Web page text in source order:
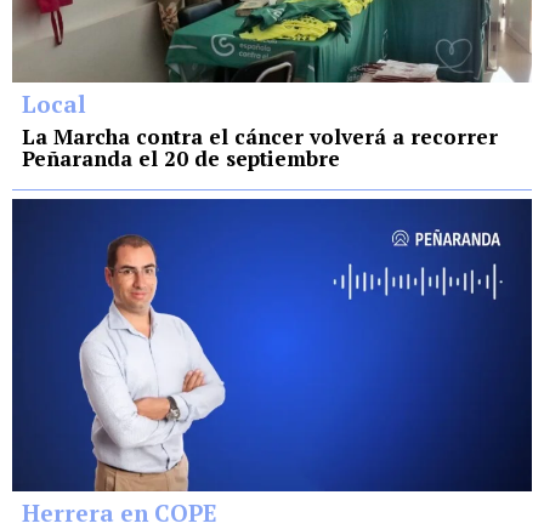
Local
La Marcha contra el cáncer volverá a recorrer
Peñaranda el 20 de septiembre
Herrera en COPE